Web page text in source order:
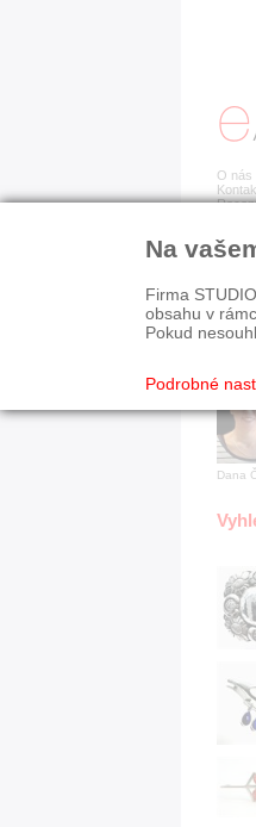
O nás
■
■
Dana
Na
Firma
obsahu v
Pokud
Podrobné